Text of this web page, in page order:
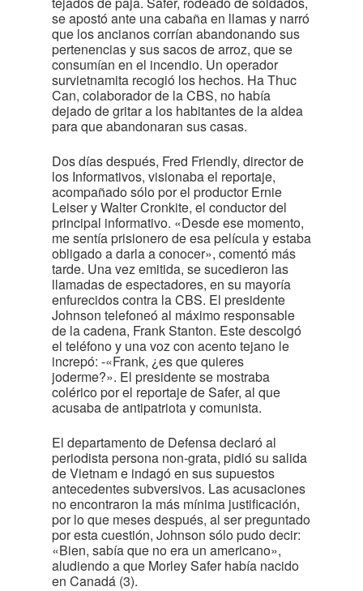
se apostó ante una cabaña en llamas y narró
que los ancianos corrían abandonando sus
pertenencias y sus sacos de arroz, que se
consumían en el incendio. Un operador
survietnamita recogió los hechos. Ha Thuc
Can, colaborador de la CBS, no había
dejado de gritar a los habitantes de la aldea
para que abandonaran sus casas.
Dos días después, Fred Friendly, director de
los Informativos, visionaba el reportaje,
acompañado sólo por el productor Ernie
Leiser y Walter Cronkite, el conductor del
principal informativo. «Desde ese momento,
me sentía prisionero de esa película y estaba
obligado a darla a conocer», comentó más
tarde. Una vez emitida, se sucedieron las
llamadas de espectadores, en su mayoría
enfurecidos contra la CBS. El presidente
Johnson telefoneó al máximo responsable
de la cadena, Frank Stanton. Este descolgó
el teléfono y una voz con acento tejano le
increpó: -«Frank, ¿es que quieres
joderme?». El presidente se mostraba
colérico por el reportaje de Safer, al que
acusaba de antipatriota y comunista.
El departamento de Defensa declaró al
periodista persona non-grata, pidió su salida
de Vietnam e indagó en sus supuestos
antecedentes subversivos. Las acusaciones
no encontraron la más mínima justificación,
por lo que meses después, al ser preguntado
por esta cuestión, Johnson sólo pudo decir:
«Bien, sabía que no era un americano»,
aludiendo a que Morley Safer había nacido
en Canadá (3).